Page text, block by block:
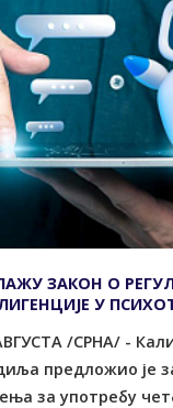
ЗАКОН О
У
/СРНА/ -
предложио је
за употребу